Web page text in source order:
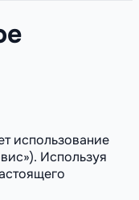
использование
Используя